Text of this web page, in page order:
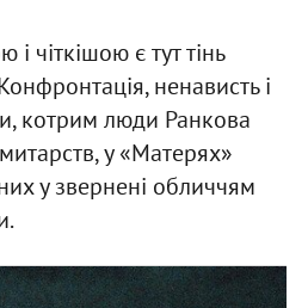
і чіткішою є тут тінь
ненависть і
котрим люди Ранкова
у «Матерях»
у звернені обличчям